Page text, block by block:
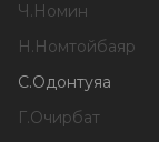
Ч.Номин
Н.Номтойбаяр
С.Одонтуяа
Г.Очирбат